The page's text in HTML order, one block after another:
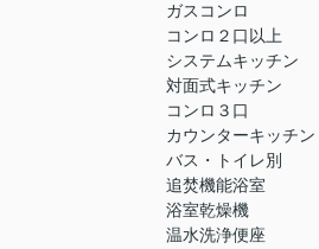
ガスコンロ
コンロ２口以上
システムキッチン
対面式キッチン
コンロ３口
カウンターキッチン
バス・トイレ別
追焚機能浴室
浴室乾燥機
温水洗浄便座